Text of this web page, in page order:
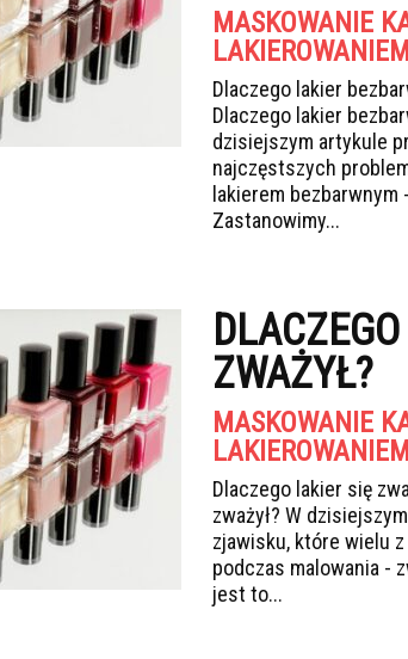
MASKOWANIE
LAKIEROWANIEM
Dlaczego lakier
Dlaczego lakier
dzisiejszym artykule
najczęstszych
lakierem
Zastanowimy...
ZWAŻYŁ?
MASKOWANIE
LAKIEROWANIEM
Dlaczego lakier się
zważył? W
zjawisku, które wielu
podczas malowania -
jest to...